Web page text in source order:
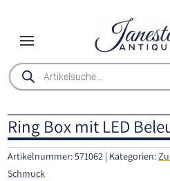
Products
search
Ring Box mit LED
Artikelnummer:571062 Kategorien:
Schmuck